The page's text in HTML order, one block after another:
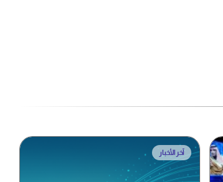
آخر الأخبار